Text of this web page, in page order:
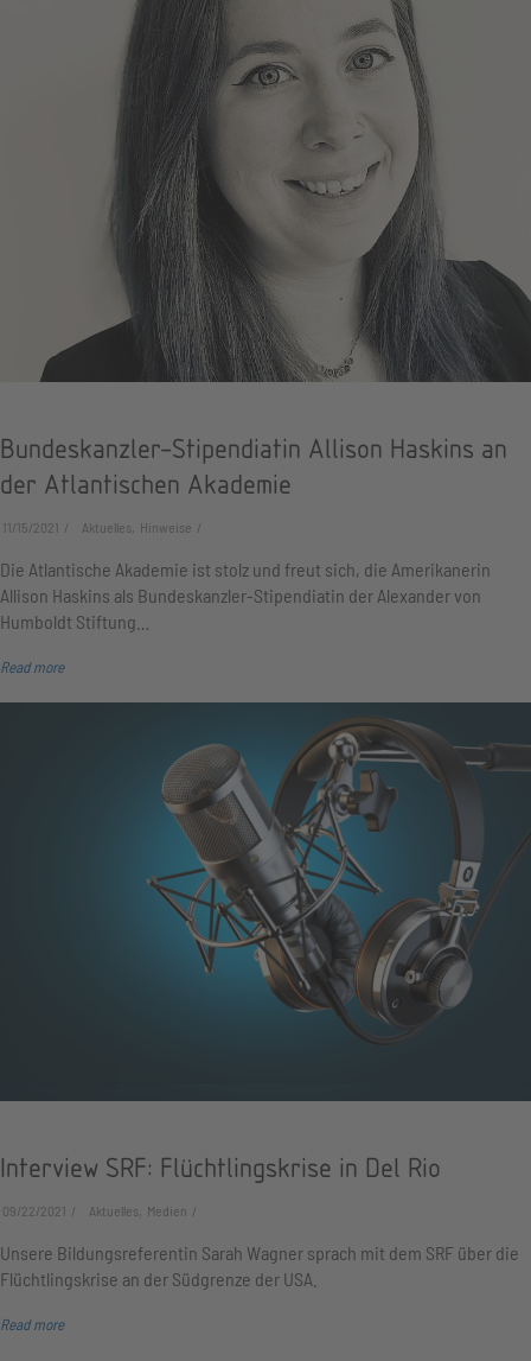
Bundeskanzler-Stipendiatin Allison Haskins an
der Atlantischen Akademie
11/15/2021 Aktuelles, Hinweise
Die Atlantische Akademie ist stolz und freut sich, die Amerikanerin
Allison Haskins als Bundeskanzler-Stipendiatin der Alexander von
Humboldt Stiftung…
Read more
Interview SRF: Flüchtlingskrise in Del Rio
09/22/2021 Aktuelles, Medien
Unsere Bildungsreferentin Sarah Wagner sprach mit dem SRF über die
Flüchtlingskrise an der Südgrenze der USA.
Read more